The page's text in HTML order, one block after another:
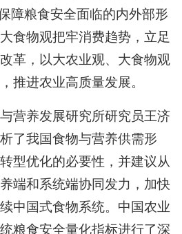
障粮食安全面临的内外部形
食物观把牢消费趋势，立足
革，以大农业观、大食物观
推进农业高质量发展。
营养发展研究所研究员王济
了我国食物与营养供需形
型优化的必要性，并建议从
端和系统端协同发力，加快
中国式食物系统。中国农业
粮食安全量化指标进行了深